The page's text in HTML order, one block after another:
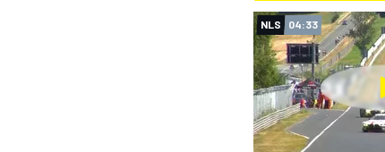
NLS 04:33